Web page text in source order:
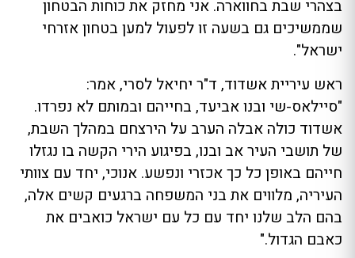
בצהרי שבת בחווארה. אני מחזק את כוחות הבטחון
שממשיכים גם בשעה זו לפעול למען בטחון אזרחי
ישראל".
ראש עיריית אשדוד, ד"ר יחיאל לסרי, אמר:
"סיילאס-שי ובנו אביעד, בחייהם ובמותם לא נפרדו.
אשדוד כולה אבלה הערב על הירצחם במהלך השבת,
של תושבי העיר אב ובנו, בפיגוע הירי הקשה בו נגזלו
חייהם באופן כל כך אכזרי ונפשע. אנוכי, יחד עם צוותי
העיריה, מלווים את בני המשפחה ברגעים קשים אלה,
בהם הלב שלנו יחד עם כל עם ישראל כואבים את
כאבם הגדול."